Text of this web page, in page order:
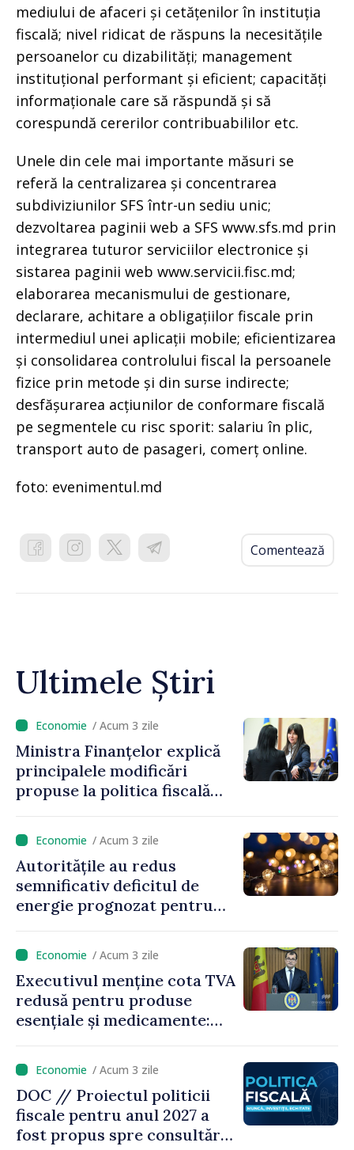
mediului de afaceri și cetățenilor în instituția
fiscală; nivel ridicat de răspuns la necesitățile
persoanelor cu dizabilități; management
instituțional performant și eficient; capacități
informaționale care să răspundă și să
corespundă cererilor contribuabililor etc.
Unele din cele mai importante măsuri se
referă la centralizarea și concentrarea
subdiviziunilor SFS într-un sediu unic;
dezvoltarea paginii web a SFS www.sfs.md prin
integrarea tuturor serviciilor electronice și
sistarea paginii web www.servicii.fisc.md;
elaborarea mecanismului de gestionare,
declarare, achitare a obligațiilor fiscale prin
intermediul unei aplicații mobile; eficientizarea
și consolidarea controlului fiscal la persoanele
fizice prin metode și din surse indirecte;
desfășurarea acțiunilor de conformare fiscală
pe segmentele cu risc sporit: salariu în plic,
transport auto de pasageri, comerț online.
foto: evenimentul.md
Comentează
Ultimele Știri
/ Acum 3 zile
Ministra Finanțelor explică
principalele modificări
propuse la politica fiscală
venit
/ Acum 3 zile
Autoritățile au redus
semnificativ deficitul de
energie prognozat pentru
/ Acum 3 zile
Executivul menține cota TVA
redusă pentru produse
esențiale și medicamente:
pe seama consumului de
bază al oamenilor”
/ Acum 3 zile
DOC // Proiectul politicii
fiscale pentru anul 2027 a
fost propus spre consultări